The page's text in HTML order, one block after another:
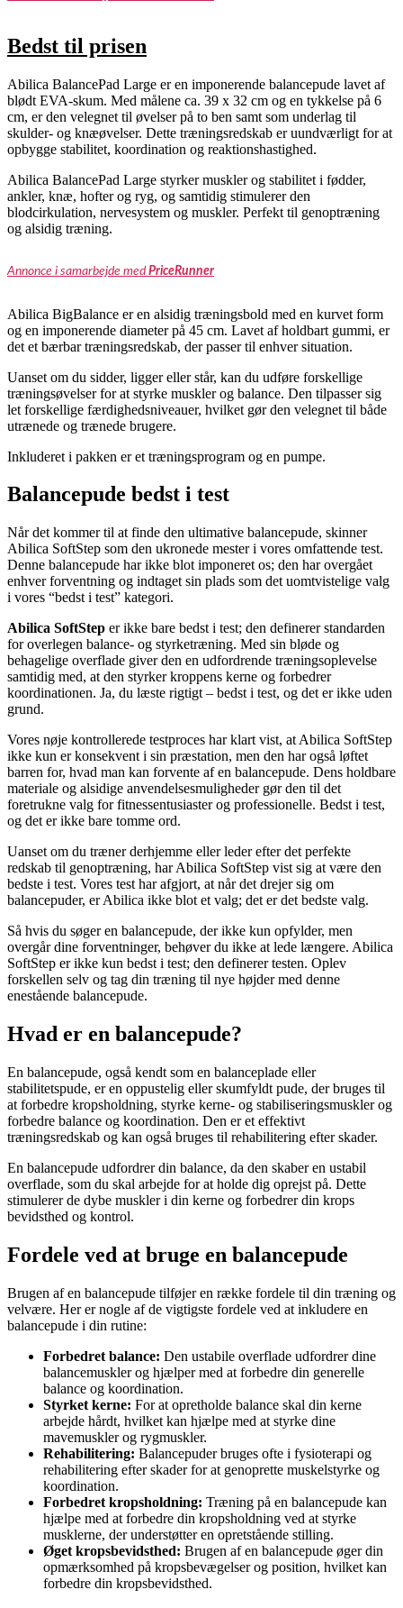
Bedst til prisen
Abilica BalancePad Large er en imponerende balancepude lavet af
blødt EVA-skum. Med målene ca. 39 x 32 cm og en tykkelse på 6
cm, er den velegnet til øvelser på to ben samt som underlag til
skulder- og knæøvelser. Dette træningsredskab er uundværligt for at
opbygge stabilitet, koordination og reaktionshastighed.
Abilica BalancePad Large styrker muskler og stabilitet i fødder,
ankler, knæ, hofter og ryg, og samtidig stimulerer den
blodcirkulation, nervesystem og muskler. Perfekt til genoptræning
og alsidig træning.
Annonce i samarbejde medPriceRunner
Abilica BigBalance er en alsidig træningsbold med en kurvet form
og en imponerende diameter på 45 cm. Lavet af holdbart gummi, er
det et bærbar træningsredskab, der passer til enhver situation.
Uanset om du sidder, ligger eller står, kan du udføre forskellige
træningsøvelser for at styrke muskler og balance. Den tilpasser sig
let forskellige færdighedsniveauer, hvilket gør den velegnet til både
utrænede og trænede brugere.
Inkluderet i pakken er et træningsprogram og en pumpe.
Balancepude bedst i test
Når det kommer til at finde den ultimative balancepude, skinner
Abilica SoftStep som den ukronede mester i vores omfattende test.
Denne balancepude har ikke blot imponeret os; den har overgået
enhver forventning og indtaget sin plads som det uomtvistelige valg
i vores “bedst i test” kategori.
Abilica SoftStep er ikke bare bedst i test; den definerer standarden
for overlegen balance- og styrketræning. Med sin bløde og
behagelige overflade giver den en udfordrende træningsoplevelse
samtidig med, at den styrker kroppens kerne og forbedrer
koordinationen. Ja, du læste rigtigt – bedst i test, og det er ikke uden
grund.
Vores nøje kontrollerede testproces har klart vist, at Abilica SoftStep
ikke kun er konsekvent i sin præstation, men den har også løftet
barren for, hvad man kan forvente af en balancepude. Dens holdbare
materiale og alsidige anvendelsesmuligheder gør den til det
foretrukne valg for fitnessentusiaster og professionelle. Bedst i test,
og det er ikke bare tomme ord.
Uanset om du træner derhjemme eller leder efter det perfekte
redskab til genoptræning, har Abilica SoftStep vist sig at være den
bedste i test. Vores test har afgjort, at når det drejer sig om
balancepuder, er Abilica ikke blot et valg; det er det bedste valg.
Så hvis du søger en balancepude, der ikke kun opfylder, men
overgår dine forventninger, behøver du ikke at lede længere. Abilica
SoftStep er ikke kun bedst i test; den definerer testen. Oplev
forskellen selv og tag din træning til nye højder med denne
enestående balancepude.
Hvad er en balancepude?
En balancepude, også kendt som en balanceplade eller
stabilitetspude, er en oppustelig eller skumfyldt pude, der bruges til
at forbedre kropsholdning, styrke kerne- og stabiliseringsmuskler og
forbedre balance og koordination. Den er et effektivt
træningsredskab og kan også bruges til rehabilitering efter skader.
En balancepude udfordrer din balance, da den skaber en ustabil
overflade, som du skal arbejde for at holde dig oprejst på. Dette
stimulerer de dybe muskler i din kerne og forbedrer din krops
bevidsthed og kontrol.
Fordele ved at bruge en balancepude
Brugen af en balancepude tilføjer en række fordele til din træning og
velvære. Her er nogle af de vigtigste fordele ved at inkludere en
balancepude i din rutine:
Forbedret balance: Den ustabile overflade udfordrer dine
balancemuskler og hjælper med at forbedre din generelle
balance og koordination.
Styrket kerne: For at opretholde balance skal din kerne
arbejde hårdt, hvilket kan hjælpe med at styrke dine
mavemuskler og rygmuskler.
Rehabilitering: Balancepuder bruges ofte i fysioterapi og
rehabilitering efter skader for at genoprette muskelstyrke og
koordination.
Forbedret kropsholdning: Træning på en balancepude kan
hjælpe med at forbedre din kropsholdning ved at styrke
musklerne, der understøtter en opretstående stilling.
Øget kropsbevidsthed: Brugen af en balancepude øger din
opmærksomhed på kropsbevægelser og position, hvilket kan
forbedre din kropsbevidsthed.